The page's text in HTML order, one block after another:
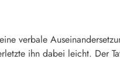
verbale
ihn dabei leicht. Der